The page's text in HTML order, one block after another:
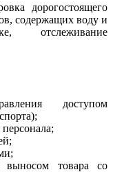
дорогостоящего
содержащих воду и
отслеживание
доступом
выносом товара со